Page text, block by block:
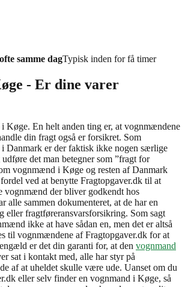
samme dagTypisk inden for få timer
- Er dine varer
Køge. En helt anden ting er, at vognmændene
din fragt også er forsikret. Som
Danmark er der faktisk ikke nogen særlige
det man betegner som ”fragt for
vognmænd i Køge og resten af Danmark
ved at benytte Fragtopgaver.dk til at
vognmænd der bliver godkendt hos
alle sammen dokumenteret, at de har en
eller fragtføreransvarsforsikring. Som sagt
ikke at have sådan en, men det er altså
til vognmændene af Fragtopgaver.dk for at
er det din garanti for, at den vognmand
sat i kontakt med, alle har styr på
af at uheldet skulle være ude. Uanset om du
eller selv finder en vognmand i Køge, så